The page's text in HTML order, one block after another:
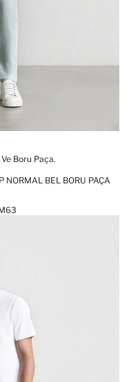
Boru Paça.
NORMAL BEL BORU PAÇA